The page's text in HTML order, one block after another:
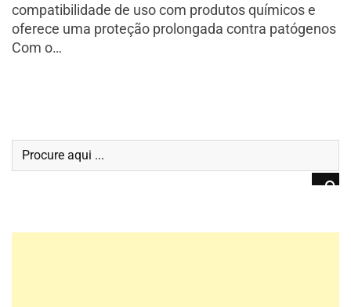
compatibilidade de uso com produtos químicos e
oferece uma proteção prolongada contra patógenos
Com o…